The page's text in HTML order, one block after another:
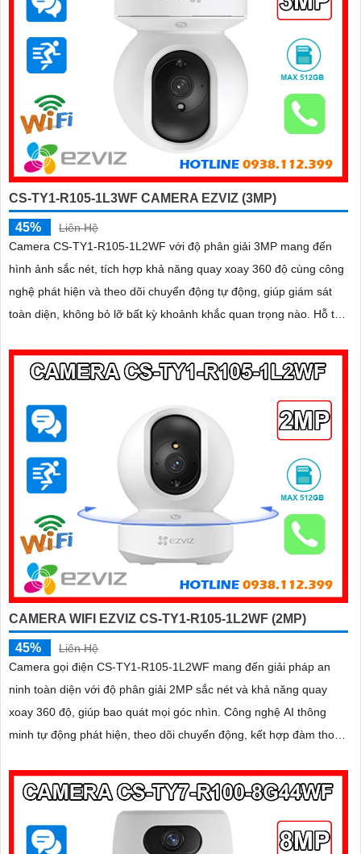
CS-TY1-R105-1L3WF CAMERA EZVIZ (3MP)
45%
Liên Hệ
Camera CS-TY1-R105-1L2WF với độ phân giải 3MP mang đến
hình ảnh sắc nét, tích hợp khả năng quay xoay 360 độ cùng công
nghệ phát hiện và theo dõi chuyển động tự động, giúp giám sát
toàn diện, không bỏ lỡ bất kỳ khoảnh khắc quan trọng nào. Hỗ trợ
cắm thẻ nhớ dung lượng 512GB, đây chính là camera tối ưu với
mức giá vô cùng hấp dẫn
CAMERA WIFI EZVIZ CS-TY1-R105-1L2WF (2MP)
45%
Liên Hệ
Camera gọi điện CS-TY1-R105-1L2WF mang đến giải pháp an
ninh toàn diện với độ phân giải 2MP sắc nét và khả năng quay
xoay 360 độ, giúp bao quát mọi góc nhìn. Công nghệ AI thông
minh tự động phát hiện, theo dõi chuyển động, kết hợp đàm thoại